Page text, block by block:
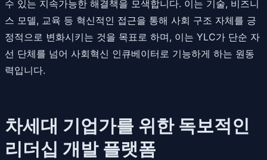
수 있는 지속가능한 해결책을 모색합니다. 이는 기술, 비즈니
스 모델, 교육 등 혁신적인 접근을 통해 사회 구조 자체를 긍
정적으로 변화시키는 것을 목표로 하며, 이는 YLC가 단순 자
선 단체를 넘어 사회혁신 인큐베이터로 기능하게 하는 원동
력입니다.
차세대 기업가를 위한 독보적인
리더십 개발 플랫폼